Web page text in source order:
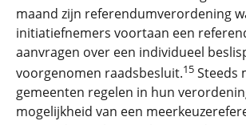
maand zijn referendumverordening
initiatiefnemers voortaan een
aanvragen over een individueel
voorgenomen raadsbesluit.15 Steeds
gemeenten regelen in hun
mogelijkheid van een